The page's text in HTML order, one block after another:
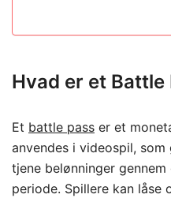
Hvad er et Battle
Et battle pass er et
anvendes i videospil,
tjene belønninger
periode. Spillere kan låse